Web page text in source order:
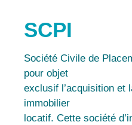
SCPI
Société Civile de
pour objet
exclusif l’acquisition et
immobilier
locatif. Cette société